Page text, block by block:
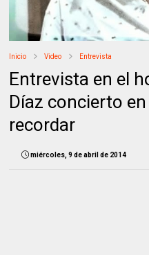
Inicio Video Entrevista
Entrevista en el
Díaz concierto
recordar
miércoles, 9 de abril de 2014